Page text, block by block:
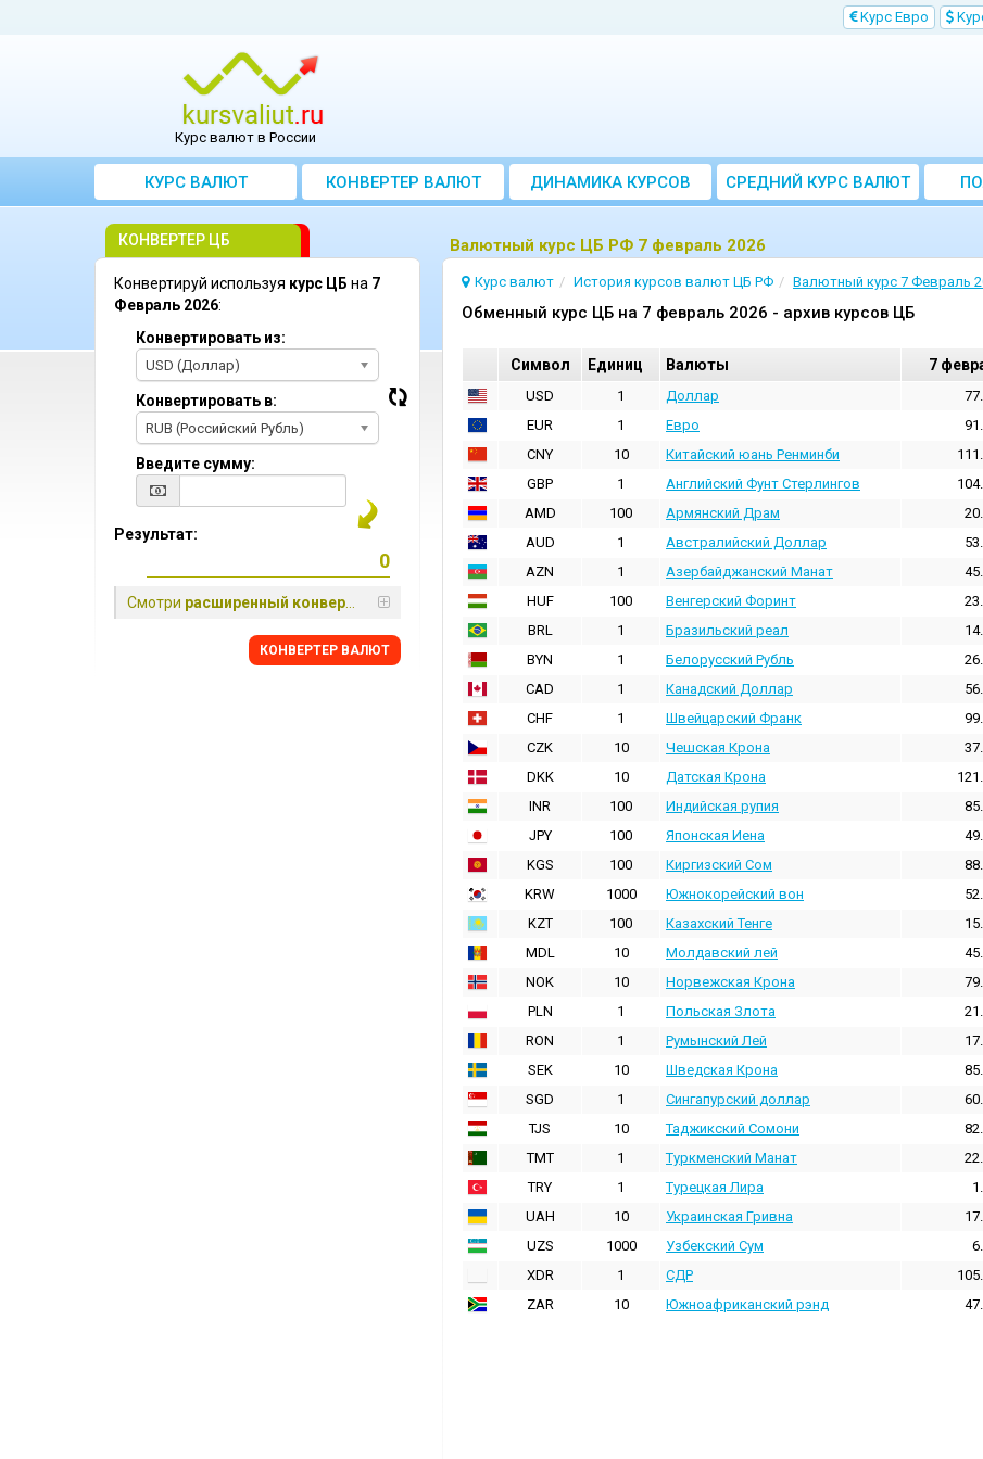
Kурс Евро
Курс валют в России
КУРС ВАЛЮТ КОНВЕРТЕР ВАЛЮТ ДИНАМИКА КУРСОВ
CРЕДНИЙ КУРС ВАЛЮТ
ЗА МЕСЯЦ
Bалютный курс ЦБ РФ 7 февраль 2026
Курс валют История курсов валют ЦБ РФ Валютный курс 7 Февраль
Oбменный курс ЦБ на 7 февраль 2026 - архив курсов ЦБ
Cимвол Единиц Валюты 7
USD 1 Доллар
EUR
1 Евро
CNY
10 Китайский юань Ренминби
GBP
1 Английский Фунт Стерлингов
AMD
100 Армянский Драм
AUD
1 Австралийский Доллар
AZN
1 Азербайджанский Манат
HUF
100 Венгерский Форинт
BRL
1 Бразильский реал
BYN
1 Белорусский Рубль
CAD
1 Канадский Доллар
CHF
1 Швейцарский Франк
CZK
10 Чешская Крона
DKK
10 Датская Крона
INR
100 Индийская pупия
JPY
100 Японская Иена
KGS
100 Киргизский Сом
KRW
1000 Южнокорейский вон
KZT
100 Казахский Тенге
MDL
10 Молдавский лей
NOK
10 Норвежская Крона
PLN
1 Польская Злота
RON
1 Румынский Лей
SEK
10 Шведская Крона
SGD
1 Сингапурский доллар
TJS
10 Таджикский Сомони
TMT
1 Туркменский Манат
TRY
1 Турецкая Лира
UAH
10 Украинская Гривна
UZS
1000 Узбекский Сум
XDR
1 СДР
ZAR
10 Южноафриканский рэнд
КОНВЕРТЕР ЦБ
Конвертируй используя курс ЦБ на 7
Февраль 2026:
Конвертировать из:
USD (Доллар)
Конвертировать в:
RUB (Российский Рубль)
Введите сумму:
Результат:
Смотри расширенный конвертер
КОНВЕРТЕР ВАЛЮТ